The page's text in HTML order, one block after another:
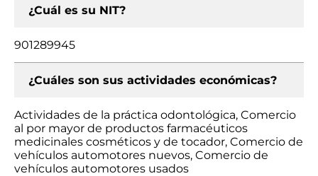
¿Cuál es su NIT?
901289945
¿Cuáles son sus actividades económicas?
Actividades de la práctica odontológica, Comercio
al por mayor de productos farmacéuticos
medicinales cosméticos y de tocador, Comercio de
vehículos automotores nuevos, Comercio de
vehículos automotores usados